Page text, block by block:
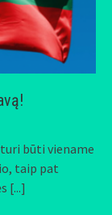
būti viename
taip pat
[...]